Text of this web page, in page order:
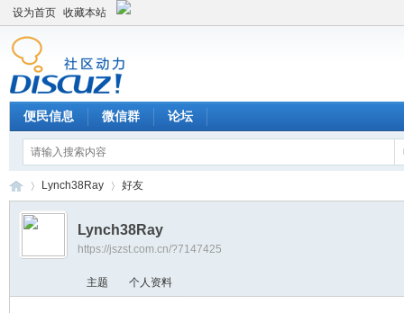
设为首页 收藏本站
便民信息 微信群 论坛
›
Lynch38Ray 好友
Lynch38Ray
https://jszst.com.cn/?7147425
主题 个人资料